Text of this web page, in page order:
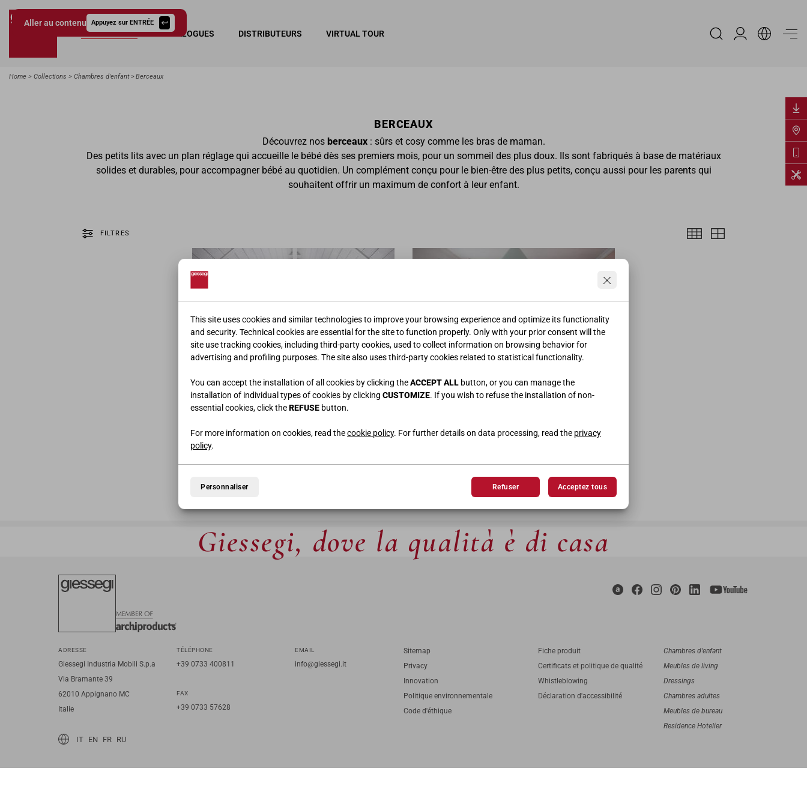
This site uses cookies and similar technologies to improve your browsing experience and optimize its functionality
and security. Technical cookies are essential for the site to function properly. Only with your prior consent will the
site use tracking cookies, including third-party cookies, used to collect information on browsing behavior for
advertising and profiling purposes. The site also uses third-party cookies related to statistical functionality.
You can accept the installation of all cookies by clicking theACCEPT ALL button, or you can manage the
installation of individual types of cookies by clicking CUSTOMIZE. If you wish to refuse the installation of non-
essential cookies, click theREFUSE button.
For more information on cookies, read thecookie policy. For further details on data processing, read the privacy
policy.
Personnaliser Refuser Acceptez tous
Aller au contenu Appuyez sur ENTRÉE
COLLECTIONS CATALOGUES DISTRIBUTEURS VIRTUAL TOUR
Espace
Home Collections Chambres d'enfant Berceaux
BERCEAUX
Découvrez nos berceaux: sûrs et cosy comme les bras de maman.
Des petits lits avec un plan réglage qui accueille le bébé dès ses premiers mois, pour un sommeil des plus doux. Ils sont fabriqués à base de matériaux
solides et durables, pour accompagner bébé au quotidien. Un complément conçu pour le bien-être des plus petits, conçu aussi pour les parents qui
souhaitent offrir un maximum de confort à leur enfant.
FILTRES
CM | 323 CM | 324
Giessegi, dove la qualità è di casa
ADRESSE
Giessegi Industria Mobili S.p.a
Via Bramante 39
62010 Appignano MC
Italie
TÉLÉPHONE
+39 0733 400811
FAX
+39 0733 57628
EMAIL
info@giessegi.it
Sitemap
Privacy
Innovation
Politique environnementale
Code d'éthique
Fiche produit
Certificats et politique de qualité
Whistleblowing
Déclaration d'accessibilité
Chambres d'enfant
Meubles de living
Dressings
Chambres adultes
Meubles de bureau
Residence Hotelier
IT EN FR RU